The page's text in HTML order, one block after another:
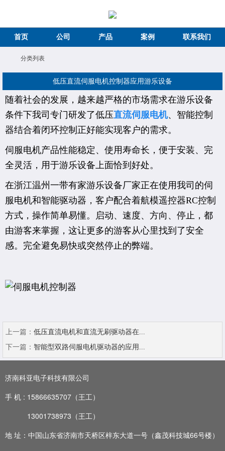
首页 公司 产品 案例 联系我们
分类列表
低压直流伺服电机控制器应用游乐设备
随着社会的发展，越来越严格的市场需求在游乐设备
条件下我司专门研发了低压直流伺服电机、智能控制
器结合着闭环控制正好能实现客户的需求。
伺服电机产品性能稳定、使用寿命长，便于安装、完
全灵活，用于游乐设备上面恰到好处。
在浙江温州一带有家游乐设备厂家正在使用我司的伺
服电机和智能驱动器，客户配合着航模遥控器RC控制
方式，操作简单易懂。启动、速度、方向、停止，都
由游客来掌握，这让更多的游客从心里找到了安全
感。完全避免易快或突然停止的弊端。
上一篇： 低压直流电机和直流无刷驱动器在...
下一篇： 智能型双路伺服电机驱动器的应用...
济南科亚电子科技有限公司
手 机 : 15866635707（王工）
13001738973 （王工）
地 址：中国山东省济南市天桥区梓东大道一号（鑫茂科技城66号楼）